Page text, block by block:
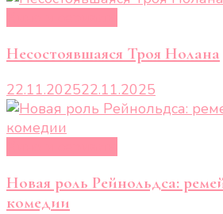
Несостоявшаяся Троя Нолана
22.11.202522.11.2025
Новая роль Рейнольдса:
комедии